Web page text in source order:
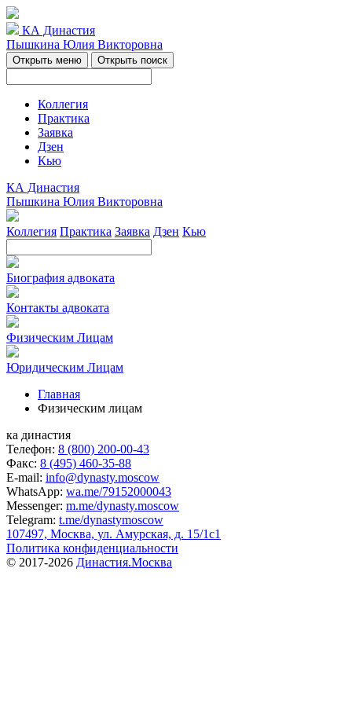
КА Династия
Пышкина Юлия Викторовна
Открыть меню Открыть поиск
Коллегия
Практика
Заявка
Дзен
Кью
КА Династия
Пышкина Юлия Викторовна
Коллегия Практика Заявка Дзен Кью
Биография адвоката
Контакты адвоката
Физическим Лицам
Юридическим Лицам
Главная
Физическим лицам
ка династия
Телефон: 8 (800) 200-00-43
Факс: 8 (495) 460-35-88
E-mail: info@dynasty.moscow
WhatsApp: wa.me/79152000043
Messenger: m.me/dynasty.moscow
Telegram: t.me/dynastymoscow
107497, Москва, ул. Амурская, д. 15/1с1
Политика конфиденциальности
© 2017-2026 Династия.Москва